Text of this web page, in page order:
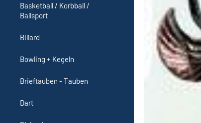
Basketball / Korbball /
Ballsport
Billard
Bowling + Kegeln
Brieftauben - Tauben
Dart